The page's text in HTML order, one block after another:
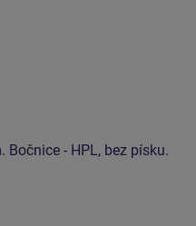
Bočnice - HPL, bez písku.